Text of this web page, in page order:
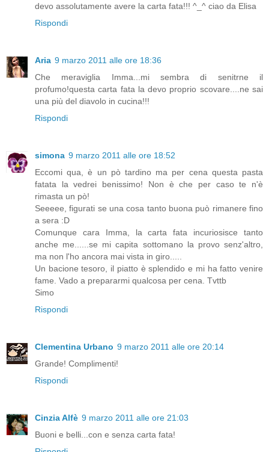
devo assolutamente avere la carta fata!!! ^_^ ciao da Elisa
Rispondi
Aria 9 marzo 2011 alle ore 18:36
Che meraviglia Imma...mi sembra di senitrne il
profumo!questa carta fata la devo proprio scovare....ne sai
una più del diavolo in cucina!!!
Rispondi
simona 9 marzo 2011 alle ore 18:52
Eccomi qua, è un pò tardino ma per cena questa pasta
fatata la vedrei benissimo! Non è che per caso te n'è
rimasta un pò!
Seeeee, figurati se una cosa tanto buona può rimanere fino
a sera :D
Comunque cara Imma, la carta fata incuriosisce tanto
anche me......se mi capita sottomano la provo senz'altro,
ma non l'ho ancora mai vista in giro.....
Un bacione tesoro, il piatto è splendido e mi ha fatto venire
fame. Vado a prepararmi qualcosa per cena. Tvttb
Simo
Rispondi
Clementina Urbano 9 marzo 2011 alle ore 20:14
Grande! Complimenti!
Rispondi
Cinzia Alfè 9 marzo 2011 alle ore 21:03
Buoni e belli...con e senza carta fata!